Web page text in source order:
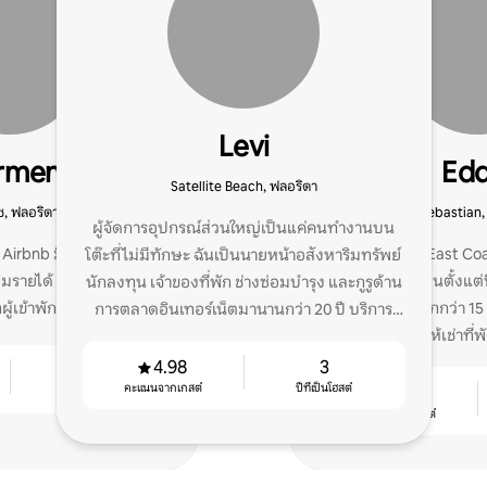
, ฟลอริดา
มีประสบการณ์ใน
รายได้ ปกป้องที่พัก และ
เข้าพักอย่างต่อเนื่อง
Levi
Satellite Beach, ฟลอริดา
ผู้จัดการอุปกรณ์ส่วนใหญ่เป็นแค่คนทำงานบน
โต๊ะที่ไม่มีทักษะ ฉันเป็นนายหน้าอสังหาริมทรัพย์
นักลงทุน เจ้าของที่พัก ช่างซ่อมบำรุง และกูรูด้าน
การตลาดอินเทอร์เน็ตมานานกว่า 20 ปี บริการ
4.98
คะแนนจากเกสต์
3
ปีที่เป็นโฮสต์
เจ้าของ Florida East
เจ้าของที่พักดีเด่นตั้งแต่
บริการต้อนรับมากกว่า
ในการให้เช่า
คะแนนจากเกสต์